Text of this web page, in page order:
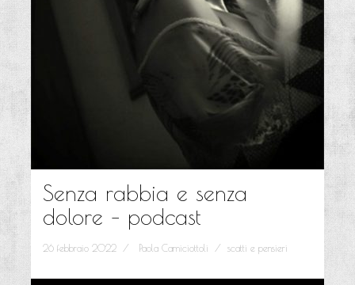
Senza rabbia e senza
dolore – podcast
26 febbraio 2022 Paola Camiciottoli scatti e pensieri